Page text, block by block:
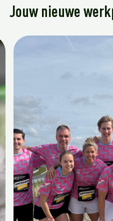
Jouw nieuwe